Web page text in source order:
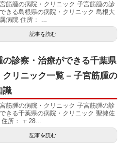
筋腫の病院・クリニック 子宮筋腫の診
きる島根県の病院・クリニック 島根大
病院 住所： ...
記事を読む
の診察・治療ができる千葉県
クリニック一覧 – 子宮筋腫の
識
筋腫の病院・クリニック 子宮筋腫の診
きる千葉県の病院・クリニック 聖隷佐
所： 〒28...
記事を読む